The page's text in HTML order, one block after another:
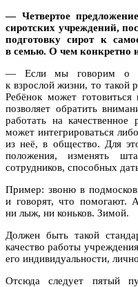
— Четвертое
сиротских учреждений,
подготовку сирот к
в семью. О чем конкретно
— Если мы говорим о
к взрослой жизни, то такой
Ребёнок может
позволяет обратить
работать на качественное
может интегрироваться
из неё, в общество. Для
положения, изменять
сотрудников, способных
Пример: звоню в
и говорят, что помогают.
ни лыж, ни коньков. Зимой.
Должен быть такой
качество работы
его индивидуальности,
Отсюда следует пятый